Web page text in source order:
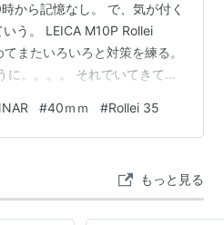
から記憶なし。 で、気が付く
う。 LEICA M10P Rollei
またいろいろと対策を練る。
に。。。。 それでいてきてく
値を発揮できるように。
40mm みんなおだてすぎなん
#40ｍｍ #Rollei 35
もっと見る